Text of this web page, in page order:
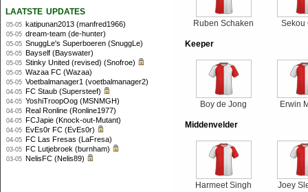
laatste updates
05-05 katipunan2013 (manfred1966)
05-05 dream-team (de-hunter)
05-05 SnuggLe's Superboeren (SnuggLe)
05-05 Bayself (Bayswater)
05-05 Stinky United (revised) (Snofroe)
05-05 Wazaa FC (Wazaa)
05-05 Voetbalmanager1 (voetbalmanager2)
04-05 FC Staub (Supersteef)
04-05 YoshiTroopOog (MSNMGH)
04-05 Real Ronline (Ronline1977)
04-05 FCJapie (Knock-out-Mutant)
04-05 EvEs0r FC (EvEs0r)
04-05 FC Las Fresas (LaFresa)
03-05 FC Lutjebroek (burnham)
03-05 NelisFC (Nelis89)
Ruben Schaken Sekou
Keeper
Boy de Jong Erwin
Middenvelder
Harmeet Singh Joey